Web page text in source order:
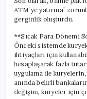
ATM’ye yatırma”
gerginlik oluşturdu.
**Sıcak Para Dönemi
Önceki sistemde
ihtiyaçları için
hesaplaşarak fazla
uygulama ile
anında belirli
değişim, kuryeler için